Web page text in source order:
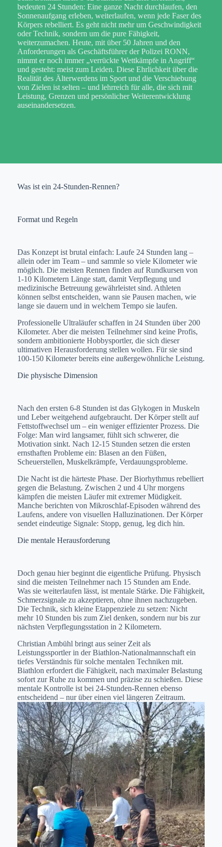
bedeuten 24 Stunden: Eine ganze Nacht durchlaufen, den
Sonnenaufgang erleben, weiterlaufen, wenn jede Faser des
Körpers rebelliert. Es geht nicht mehr um Geschwindigkeit
oder Technik, sondern um die pure Fähigkeit,
weiterzumachen. Heute, mit über 50 Jahren und den
Anforderungen als Geschäftsführer der Polizei RONN,
nimmt er noch immer „verrückte Wettkämpfe in Angriff“
und gesteht: meist zum Leiden. Diese Ehrlichkeit über die
Realität des Älterwerdens im Sport und die Verschiebung
von Zielen ist selten – und lehrreich für alle, die sich mit
Leistung, Grenzen und persönlicher Weiterentwicklung
auseinandersetzen.
Was ist ein 24-Stunden-Rennen?
Format und Regeln
Das Konzept ist brutal einfach: Laufe 24 Stunden lang –
allein oder im Team – und sammle so viele Kilometer wie
möglich. Die meisten Rennen finden auf Rundkursen von
1-10 Kilometern Länge statt, damit Verpflegung und
medizinische Betreuung gewährleistet sind. Athleten
können selbst entscheiden, wann sie Pausen machen, wie
lange sie dauern und in welchem Tempo sie laufen.
Professionelle Ultraläufer schaffen in 24 Stunden über 200
Kilometer. Aber die meisten Teilnehmer sind keine Profis,
sondern ambitionierte Hobbysportler, die sich dieser
ultimativen Herausforderung stellen wollen. Für sie sind
100-150 Kilometer bereits eine außergewöhnliche Leistung.
Die physische Dimension
Nach den ersten 6-8 Stunden ist das Glykogen in Muskeln
und Leber weitgehend aufgebraucht. Der Körper stellt auf
Fettstoffwechsel um – ein weniger effizienter Prozess. Die
Folge: Man wird langsamer, fühlt sich schwerer, die
Motivation sinkt. Nach 12-15 Stunden setzen die ersten
ernsthaften Probleme ein: Blasen an den Füßen,
Scheuerstellen, Muskelkrämpfe, Verdauungsprobleme.
Die Nacht ist die härteste Phase. Der Biorhythmus rebelliert
gegen die Belastung. Zwischen 2 und 4 Uhr morgens
kämpfen die meisten Läufer mit extremer Müdigkeit.
Manche berichten von Mikroschlaf-Episoden während des
Laufens, andere von visuellen Halluzinationen. Der Körper
sendet eindeutige Signale: Stopp, genug, leg dich hin.
Die mentale Herausforderung
Doch genau hier beginnt die eigentliche Prüfung. Physisch
sind die meisten Teilnehmer nach 15 Stunden am Ende.
Was sie weiterlaufen lässt, ist mentale Stärke. Die Fähigkeit,
Schmerzsignale zu akzeptieren, ohne ihnen nachzugeben.
Die Technik, sich kleine Etappenziele zu setzen: Nicht
mehr 10 Stunden bis zum Ziel denken, sondern nur bis zur
nächsten Verpflegungsstation in 2 Kilometern.
Christian Ambühl bringt aus seiner Zeit als
Leistungssportler in der Biathlon-Nationalmannschaft ein
tiefes Verständnis für solche mentalen Techniken mit.
Biathlon erfordert die Fähigkeit, nach maximaler Belastung
sofort zur Ruhe zu kommen und präzise zu schießen. Diese
mentale Kontrolle ist bei 24-Stunden-Rennen ebenso
entscheidend – nur über einen viel längeren Zeitraum.